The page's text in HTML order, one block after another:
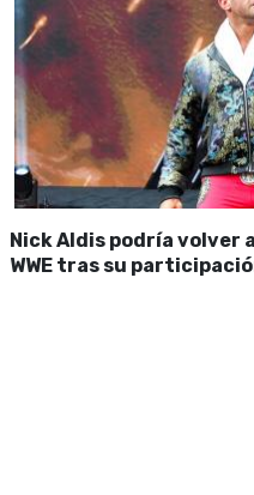
Nick Aldis podría volver
WWE tras su